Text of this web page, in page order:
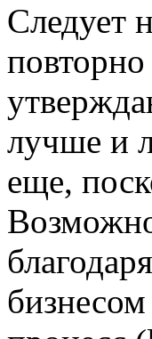
Следует
лучше и
еще,